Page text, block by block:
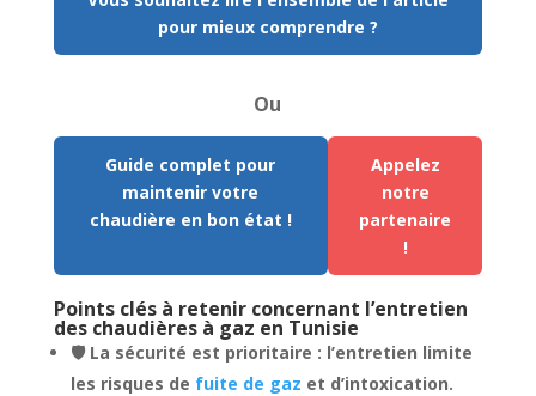
pour mieux comprendre ?
Ou
Guide complet pour
maintenir votre
chaudière en bon état !
Appelez
notre
partenaire
!
Points clés à retenir concernant l’entretien
des chaudières à gaz en Tunisie
🛡️ La sécurité est prioritaire : l’entretien limite
les risques de fuite de gaz et d’intoxication.